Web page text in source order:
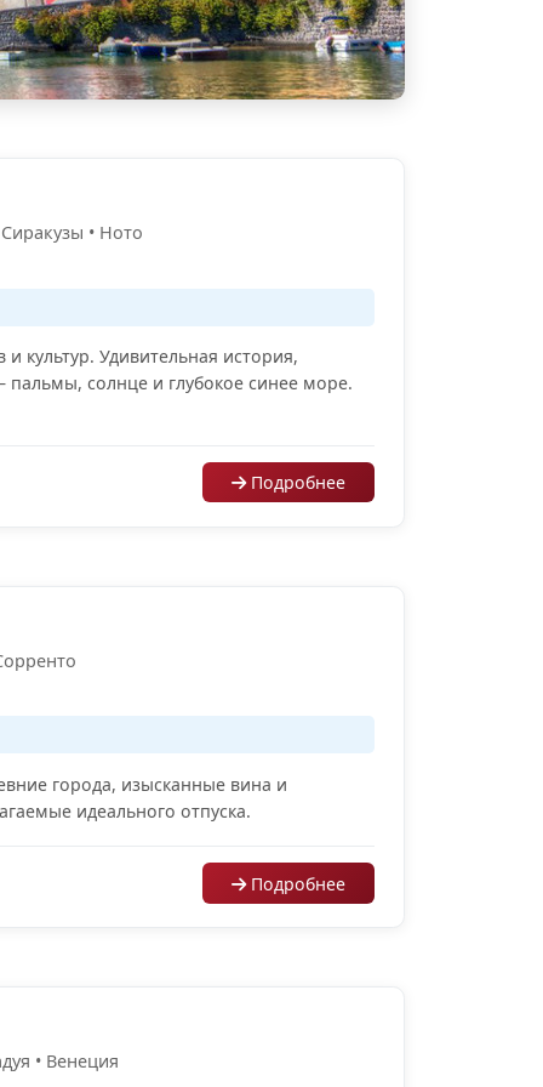
• Ното
культур. Удивительная история,
пальмы, солнце и глубокое синее море.
Подробнее
города, изысканные вина и
идеального отпуска.
Подробнее
• Венеция